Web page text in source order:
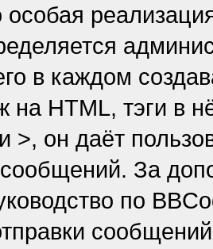
особая
в каждом
на HTML, тэги в
>, он даёт
За
по